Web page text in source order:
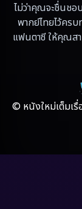
Fantasy แฟ
Gothic
HBO GO
ไม่ว่าคุณจะชื่นช
พากย์ไทยไว้คร
แฟนตาซี ให้คุณส
© หนังใหม่เต็มเ